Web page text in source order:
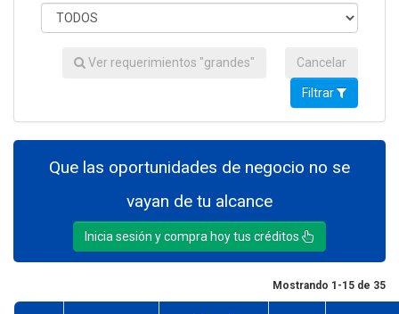
Ver requerimientos "grandes" Cancelar
Filtrar
Que las oportunidades de negocio no se
vayan de tu alcance
Inicia sesión y compra hoy tus créditos
Mostrando 1-15 de 35